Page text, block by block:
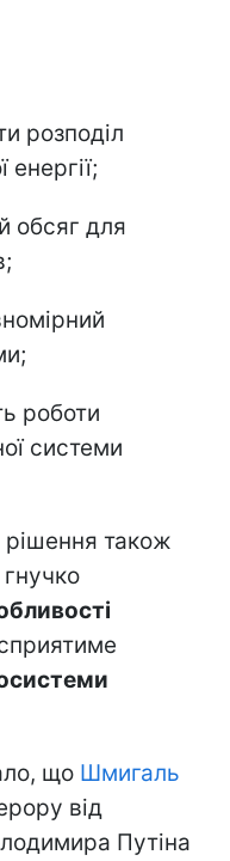
розподіл
енергії;
обсяг для
роботи
системи
також
що Шмигаль
від
Путіна